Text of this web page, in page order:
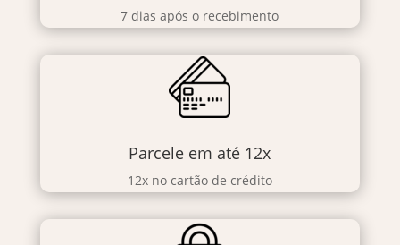
7 dias após o recebimento
Parcele em até 12x
12x no cartão de crédito